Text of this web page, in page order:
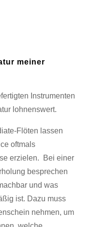
meiner
Instrumenten
lohnenswert.
Flöten lassen
oftmals
erzielen.
Bei einer
besprechen
und was
ist. Dazu muss
nehmen, um